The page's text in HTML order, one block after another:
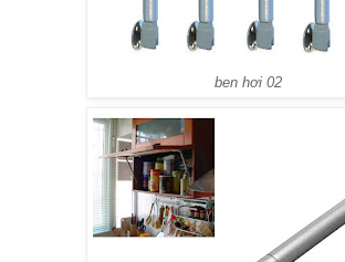
ben hơi 02